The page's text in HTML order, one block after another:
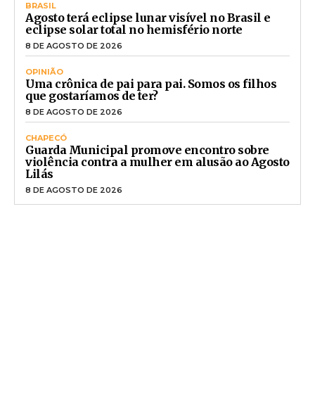
BRASIL
Agosto terá eclipse lunar visível no Brasil e
eclipse solar total no hemisfério norte
8 DE AGOSTO DE 2026
OPINIÃO
Uma crônica de pai para pai. Somos os filhos
que gostaríamos de ter?
8 DE AGOSTO DE 2026
CHAPECÓ
Guarda Municipal promove encontro sobre
violência contra a mulher em alusão ao Agosto
Lilás
8 DE AGOSTO DE 2026